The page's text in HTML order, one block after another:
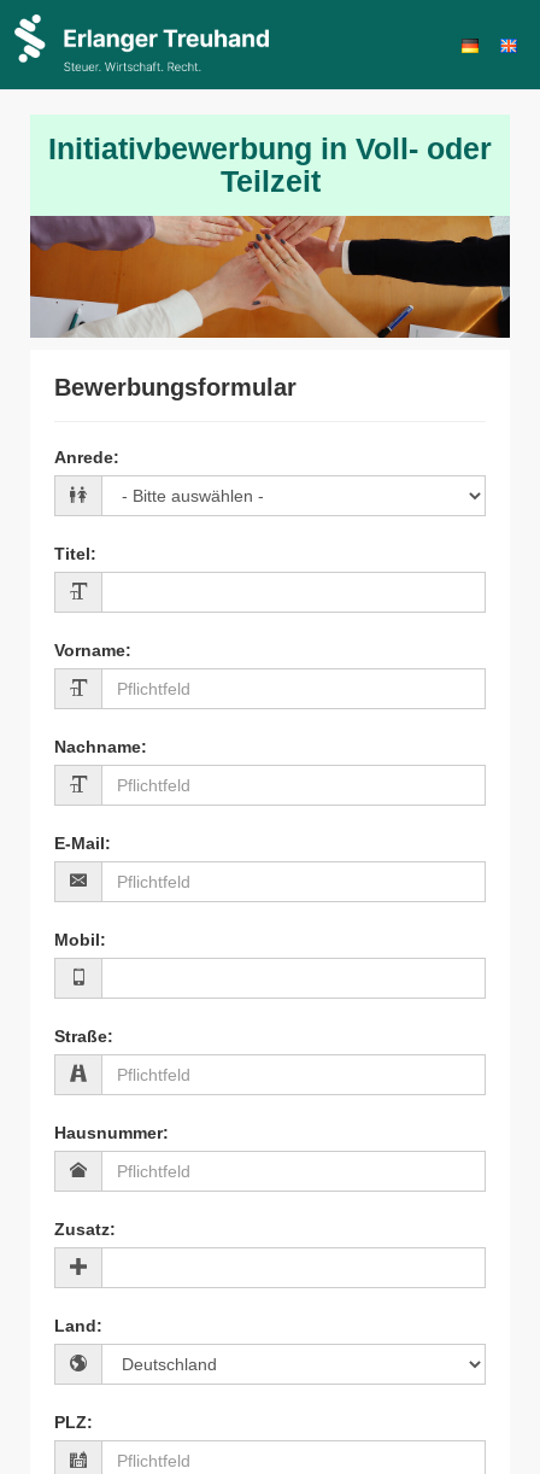
Initiativbewerbung in Voll- oder
Teilzeit
Bewerbungsformular
Anrede:
Titel:
Vorname:
Nachname:
E-Mail:
Mobil:
Straße:
Hausnummer:
Zusatz:
Land:
PLZ: